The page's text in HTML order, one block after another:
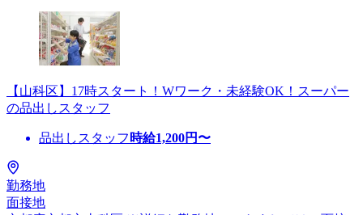
【山科区】17時スタート！Wワーク・未経験OK！スーパー
の品出しスタッフ
品出しスタッフ 時給1,200円〜
勤務地
面接地